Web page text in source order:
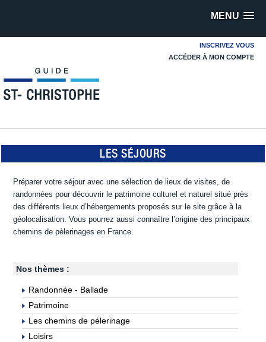
MENU
INSCRIVEZ VOUS
ACCÉDER À MON COMPTE
LES SÉJOURS
Préparer votre séjour avec une sélection de lieux de visites, de
randonnées pour découvrir le patrimoine culturel et naturel situé près
des différents lieux d’hébergements proposés sur le site grâce à la
géolocalisation. Vous pourrez aussi connaître l’origine des principaux
chemins de pèlerinages en France.
Nos thèmes :
Randonnée - Ballade
Patrimoine
Les chemins de pélerinage
Loisirs